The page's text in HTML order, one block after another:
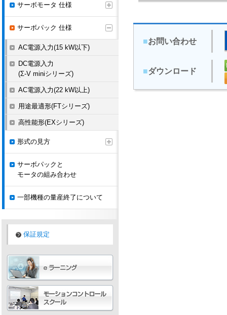
■お問い合わせ
■ダウンロード
サーボモータ 仕様
サーボパック 仕様
AC電源入力(15 kW以下)
DC電源入力
(Σ-V miniシリーズ)
AC電源入力(22 kW以上)
用途最適形(FTシリーズ)
高性能形(EXシリーズ)
形式の見方
サーボパックと
モータの組み合わせ
一部機種の量産終了について
保証規定